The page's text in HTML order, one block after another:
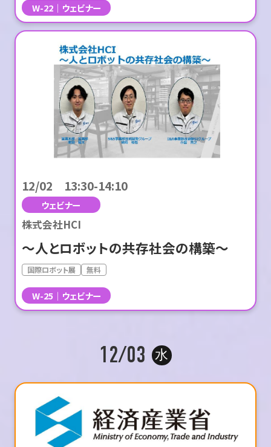
W-22 ウェビナー
W-25 ウェビナー
12/02 13:30-14:10
ウェビナー
株式会社HCI
～人とロボットの共存社会の構築～
国際ロボット展 無料
12/03 水